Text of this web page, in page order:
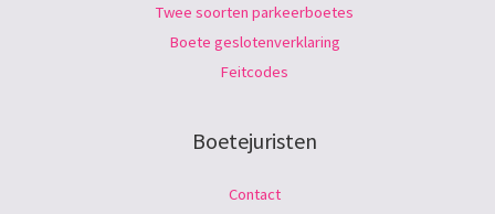
Twee soorten parkeerboetes
Boete geslotenverklaring
Feitcodes
Boetejuristen
Contact